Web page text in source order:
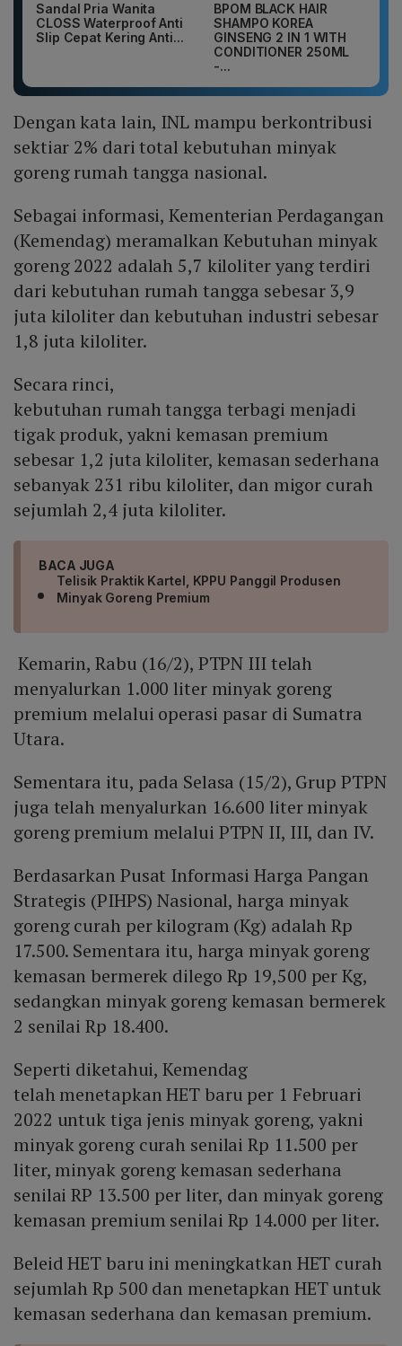
Sandal Pria Wanita
CLOSS Waterproof Anti
Slip Cepat Kering Anti...
BPOM BLACK HAIR
SHAMPO KOREA
GINSENG 2 IN 1 WITH
CONDITIONER 250ML
-...
Dengan kata lain, INL mampu berkontribusi
sektiar 2% dari total kebutuhan minyak
goreng rumah tangga nasional.
Sebagai informasi, Kementerian Perdagangan
(Kemendag) meramalkan Kebutuhan minyak
goreng 2022 adalah 5,7 kiloliter yang terdiri
dari kebutuhan rumah tangga sebesar 3,9
juta kiloliter dan kebutuhan industri sebesar
1,8 juta kiloliter.
Secara rinci,
kebutuhan rumah tangga terbagi menjadi
tigak produk, yakni kemasan premium
sebesar 1,2 juta kiloliter, kemasan sederhana
sebanyak 231 ribu kiloliter, dan migor curah
sejumlah 2,4 juta kiloliter.
BACA JUGA
Telisik Praktik Kartel, KPPU Panggil Produsen
Minyak Goreng Premium
Kemarin, Rabu (16/2), PTPN III telah
menyalurkan 1.000 liter minyak goreng
premium melalui operasi pasar di Sumatra
Utara.
Sementara itu, pada Selasa (15/2), Grup PTPN
juga telah menyalurkan 16.600 liter minyak
goreng premium melalui PTPN II, III, dan IV.
Berdasarkan Pusat Informasi Harga Pangan
Strategis (PIHPS) Nasional, harga minyak
goreng curah per kilogram (Kg) adalah Rp
17.500. Sementara itu, harga minyak goreng
kemasan bermerek dilego Rp 19,500 per Kg,
sedangkan minyak goreng kemasan bermerek
2 senilai Rp 18.400.
Seperti diketahui, Kemendag
telah menetapkan HET baru per 1 Februari
2022 untuk tiga jenis minyak goreng, yakni
minyak goreng curah senilai Rp 11.500 per
liter, minyak goreng kemasan sederhana
senilai RP 13.500 per liter, dan minyak goreng
kemasan premium senilai Rp 14.000 per liter.
Beleid HET baru ini meningkatkan HET curah
sejumlah Rp 500 dan menetapkan HET untuk
kemasan sederhana dan kemasan premium.